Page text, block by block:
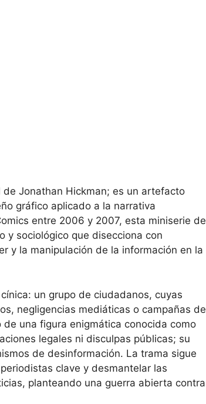
Jonathan Hickman; es un artefacto
gráfico aplicado a la narrativa
entre 2006 y 2007, esta miniserie de
y sociológico que disecciona con
y la manipulación de la información en la
un grupo de ciudadanos, cuyas
negligencias mediáticas o campañas de
una figura enigmática conocida como
legales ni disculpas públicas; su
de desinformación. La trama sigue
clave y desmantelar las
planteando una guerra abierta contra